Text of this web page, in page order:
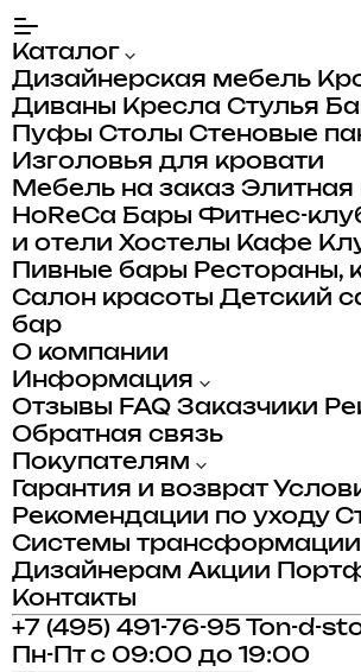
Каталог
Дизайнерская мебель
Диваны Кресла Стулья
Пуфы Столы Стеновые
Изголовья для кровати
Мебель на заказ Элитная
HoReCa Бары Фитнес-
и отели Хостелы Кафе
Пивные бары Рестораны,
Салон красоты Детский
бар
О компании
Информация
Отзывы FAQ Заказчики
Обратная связь
Покупателям
Гарантия и возврат
Рекомендации по уходу
Системы трансформации
Дизайнерам Акции
Контакты
+7 (495) 491-76-95
Ton-d-
Пн-Пт с 09:00 до 19:00